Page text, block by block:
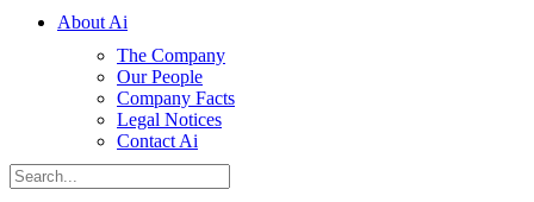
About Ai
The Company
Our People
Company Facts
Legal Notices
Contact Ai